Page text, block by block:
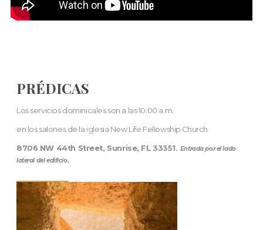
PRÉDICAS
Los servicios dominicales son a las 10:00 a.m.
en los salones de la iglesia New Life Fellowship Church
8706 NW 44th Street, Sunrise, FL 33351. Entrada por el lado
lateral del edificio.